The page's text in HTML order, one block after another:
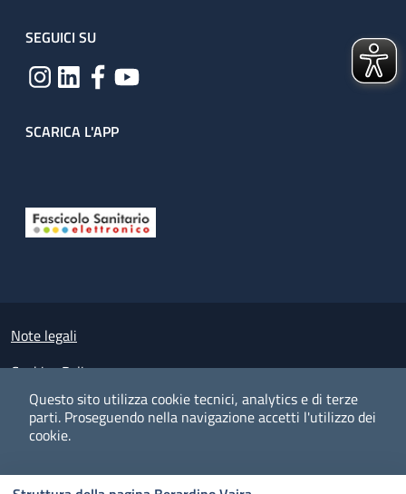
Questo sito utilizza cookie tecnici, analytics e di terze
parti. Proseguendo nella navigazione accetti l'utilizzo dei
cookie.
SEGUICI SU
SCARICA L'APP
Small prints
Note legali
Cookies Policy
Policy privacy e protezione del dato personale
Albo pretorio on-line
Dichiarazione di accessibilità